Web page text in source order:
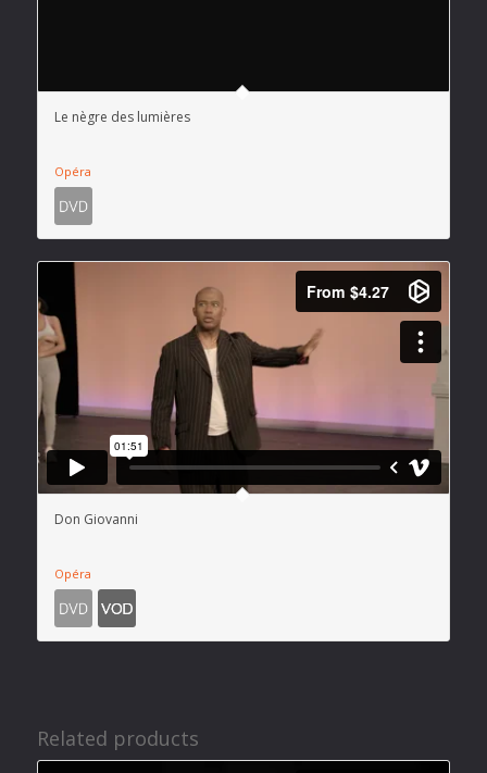
Le nègre des lumières
Opéra
Don Giovanni
Opéra
Related products